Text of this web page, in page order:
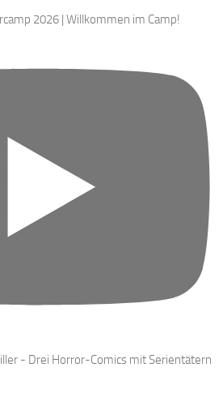
2026 | Willkommen im Camp!
- Drei Horror-Comics mit Serientätern